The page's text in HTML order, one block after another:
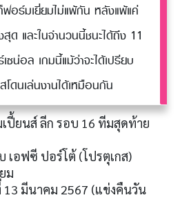
อร์มเยี่ยมไม่แพ้กัน หลังแพ้แค่
ด และในจำนวนนี้ชนะได้ถึง 11
ซน่อล เกมนี้แม้ว่าจะได้เปรียบ
ดนเล่นงานได้เหมือนกัน
ปี้ยนส์ ลีก รอบ 16 ทีมสุดท้าย
เอฟซี ปอร์โต้ (โปรตุเกส)
ม
13 มีนาคม 2567 (แข่งคืนวัน